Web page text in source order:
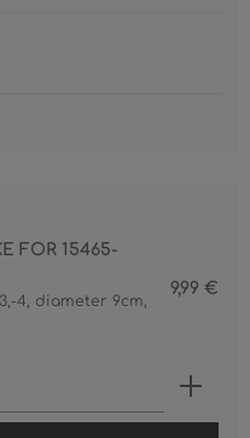
FOR 15465-
4, diameter 9cm,
9,99 €
den